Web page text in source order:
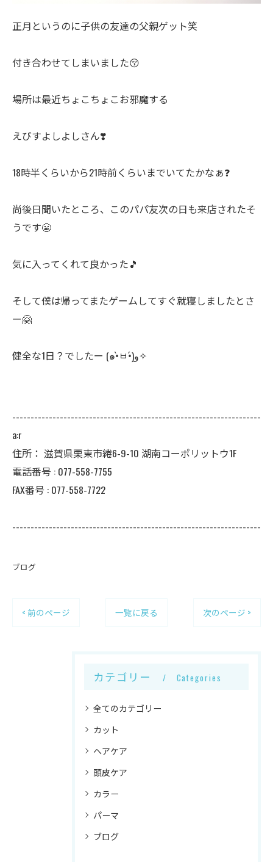
正月というのに子供の友達の父親ゲット笑
付き合わせてしまいました😚
場所は最近ちょこちょこお邪魔する
えびすよしよしさん❣️
18時半くらいから21時前くらいまでいてたかなぁ❓
尚後日聞いたところ、このパパ友次の日も来店されたそ
うです😬
気に入ってくれて良かった🎵
そして僕は帰ってまたゲームしてすぐ就寝しましたとさ
ー🤗
健全な1日？でしたー (๑•̀ㅂ•́)و✧
--------------------------------------------------------------------
a:r
住所： 滋賀県栗東市綣6-9-10 湖南コーポリットウ1F
電話番号 : 077-558-7755
FAX番号 : 077-558-7722
--------------------------------------------------------------------
ブログ
< 前のページ 一覧に戻る 次のページ >
カテゴリー Categories
全てのカテゴリー
カット
ヘアケア
頭皮ケア
カラー
パーマ
ブログ